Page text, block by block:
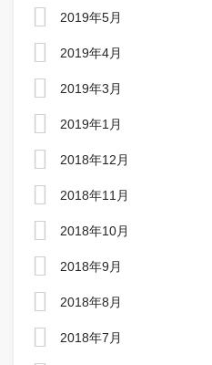
2019年5月
2019年4月
2019年3月
2019年1月
2018年12月
2018年11月
2018年10月
2018年9月
2018年8月
2018年7月